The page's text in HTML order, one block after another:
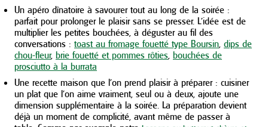
Un apéro dînatoire à savourer tout au long de la soirée :
parfait pour prolonger le plaisir sans se presser. L’idée est de
multiplier les petites bouchées, à déguster au fil des
conversations : toast au fromage fouetté type Boursin dips de
chou-fleur, brie fouetté et pommes rôties bouchées de
prosciutto à la burrata
Une recette maison que l’on prend plaisir à préparer : cuisiner
un plat que l’on aime vraiment, seul ou à deux, ajoute une
dimension supplémentaire à la soirée. La préparation devient
déjà un moment de complicité, avant même de passer à